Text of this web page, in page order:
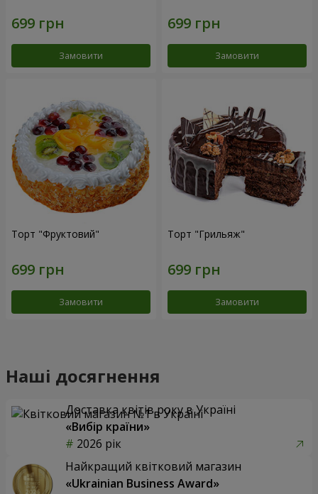
Замовити Замовити
Торт "Фруктовий"
Замовити
Торт "Грильяж"
Замовити
Наші досягнення
Доставка квітів року в Україні
«Вибір країни»
2026 рік
Найкращий квітковий магазин
«Ukrainian Business Award»